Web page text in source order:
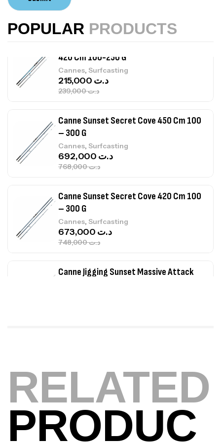
POPULAR PRODUCTS
Accastillage bateau
420 Cm 100-250 G
Cannes, Surfcasting
د.ت239,000
د.ت
Canne Sunset Secret Cove 450 Cm 100
– 300 G
Cannes, Surfcasting
د.ت768,000
د.ت
Canne Sunset Secret Cove 420 Cm 100
– 300 G
Cannes, Surfcasting
د.ت748,000
د.ت
Canne Jigging Sunset Massive Attack
Bagagerie Surfcasting
د.ت
د.ت
Volant 3 Branches Inox T26S/35
RELATED
PRODUC